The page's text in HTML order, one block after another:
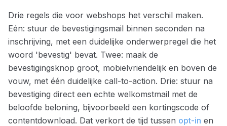
Drie regels die voor webshops het verschil maken.
Eén: stuur de bevestigingsmail binnen seconden na
inschrijving, met een duidelijke onderwerpregel die het
woord 'bevestig' bevat. Twee: maak de
bevestigingsknop groot, mobielvriendelijk en boven de
vouw, met één duidelijke call-to-action. Drie: stuur na
bevestiging direct een echte welkomstmail met de
beloofde beloning, bijvoorbeeld een kortingscode of
contentdownload. Dat verkort de tijd tussen opt-in en